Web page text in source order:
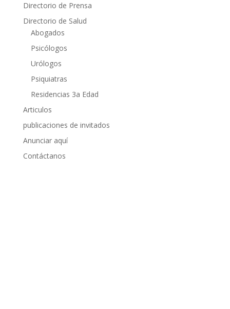
Directorio de Prensa
Directorio de Salud
Abogados
Psicólogos
Urólogos
Psiquiatras
Residencias 3a Edad
Articulos
publicaciones de invitados
Anunciar aquí
Contáctanos